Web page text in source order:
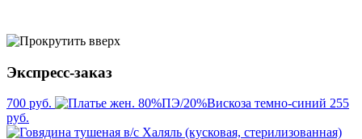
Экспресс-заказ
700 руб.
255
руб.